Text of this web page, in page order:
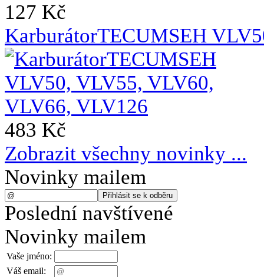
127 Kč
KarburátorTECUMSEH
483 Kč
Zobrazit všechny novinky ...
Novinky mailem
Poslední navštívené
Novinky mailem
Vaše jméno:
Váš email: